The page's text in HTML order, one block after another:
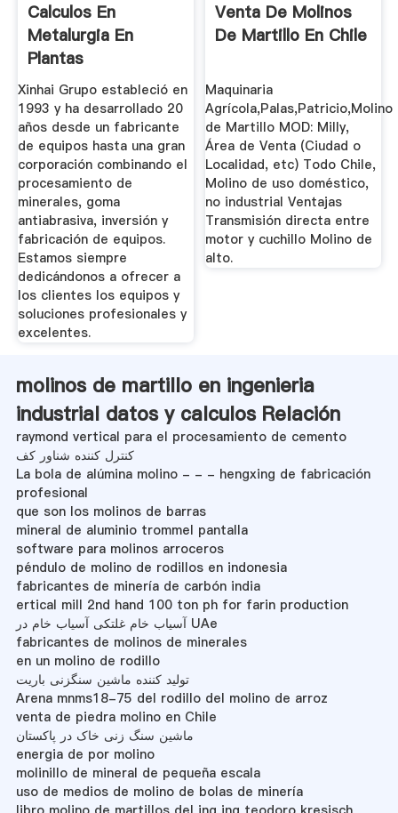
Calculos En
Metalurgia En
Plantas
Concentradoras
Xinhai Grupo estableció en
1993 y ha desarrollado 20
años desde un fabricante
de equipos hasta una gran
corporación combinando el
procesamiento de
minerales, goma
antiabrasiva, inversión y
fabricación de equipos.
Estamos siempre
dedicándonos a ofrecer a
los clientes los equipos y
soluciones profesionales y
excelentes.
Venta De Molinos
De Martillo En Chile
Maquinaria
Agrícola,Palas,Patricio,Molino
de Martillo MOD: Milly,
Área de Venta (Ciudad o
Localidad, etc) Todo Chile,
Molino de uso doméstico,
no industrial Ventajas
Transmisión directa entre
motor y cuchillo Molino de
alto.
molinos de martillo en ingenieria
industrial datos y calculos Relación
raymond vertical para el procesamiento de cemento
کنترل کننده شناور کف
La bola de alúmina molino - - - hengxing de fabricación
profesional
que son los molinos de barras
mineral de aluminio trommel pantalla
software para molinos arroceros
péndulo de molino de rodillos en indonesia
fabricantes de minería de carbón india
ertical mill 2nd hand 100 ton ph for farin production
آسیاب خام غلتکی آسیاب خام در UAe
fabricantes de molinos de minerales
en un molino de rodillo
تولید کننده ماشین سنگزنی باریت
Arena mnms18-75 del rodillo del molino de arroz
venta de piedra molino en Chile
ماشین سنگ زنی خاک در پاکستان
energia de por molino
molinillo de mineral de pequeña escala
uso de medios de molino de bolas de minería